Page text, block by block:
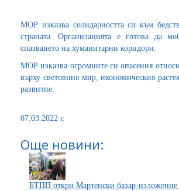
МОР изказва солидарността си към
страната. Организацията е готова да
спазването на хуманитарни коридори.
МОР изказва огромните си опасения
върху световния мир, икономическия
развитие.
07.03.2022 г.
Още новини:
БТПП откри Мартенски базар-изложение